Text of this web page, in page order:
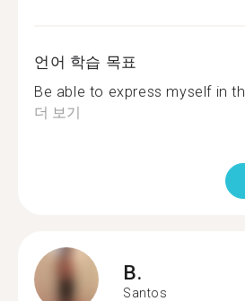
언어 학습 목표
Be able to express myself in
더 보기
B.
Santos